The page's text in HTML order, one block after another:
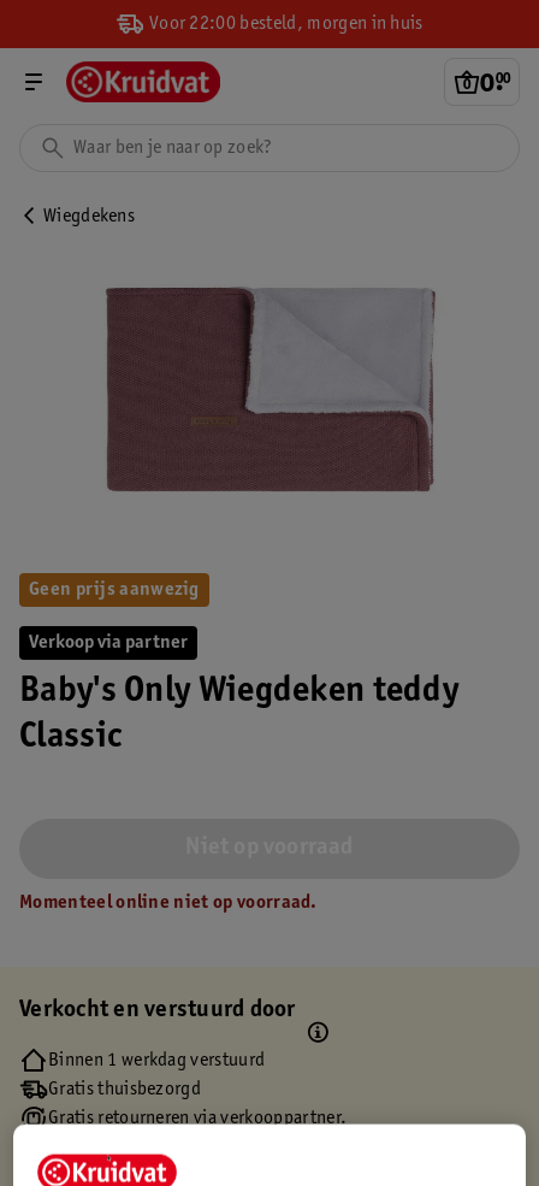
Voor 22:00 besteld, morgen in huis
0.
00
Wiegdekens
Verkoop via partner
Baby's Only Wiegdeken teddy
Classic
Geen prijs aanwezig
Momenteel online niet op voorraad.
Verkocht en verstuurd door
Binnen 1 werkdag verstuurd
Gratis thuisbezorgd
Gratis retourneren via verkooppartner.